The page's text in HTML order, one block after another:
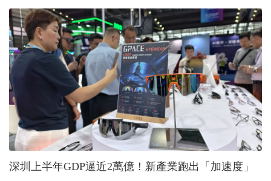
深圳上半年GDP逼近2萬億！新產業跑出「加速度」